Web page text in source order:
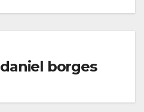
daniel borges